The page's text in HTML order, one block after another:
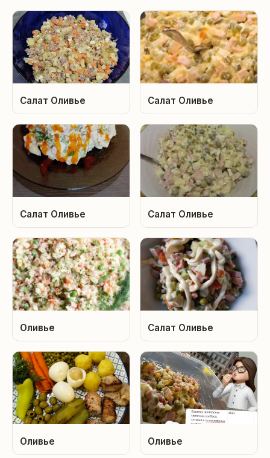
Салат Оливье Салат Оливье
Салат Оливье Салат Оливье
Оливье Салат Оливье
Оливье Оливье